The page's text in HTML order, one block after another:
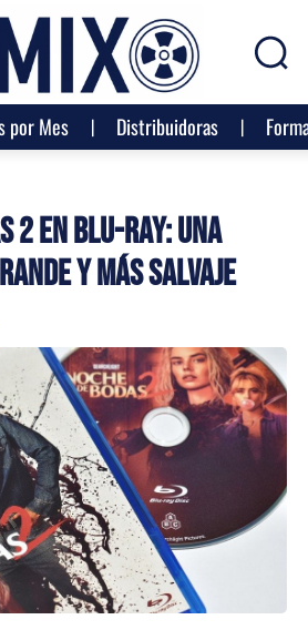
por Mes Distribuidoras
2 en Blu-ray: una
y más salvaje